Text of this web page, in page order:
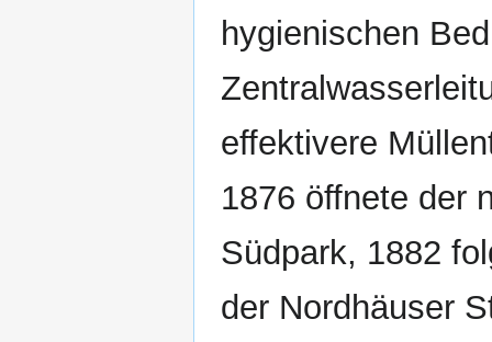
hygienischen
effektivere
1876 öffnete der
Südpark, 1882
der Nordhäuser